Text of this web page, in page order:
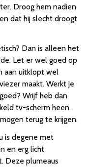
Droog hem nadien
dat hij slecht droogt
Dan is alleen het
Let er wel goed op
aan uitklopt wel
maakt. Werkt je
Wrijf heb dan
tv-scherm heen.
terug te krijgen.
is degene met
en erg licht
Deze plumeaus